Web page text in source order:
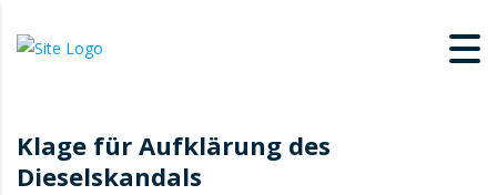
Klage für Aufklärung des
Dieselskandals